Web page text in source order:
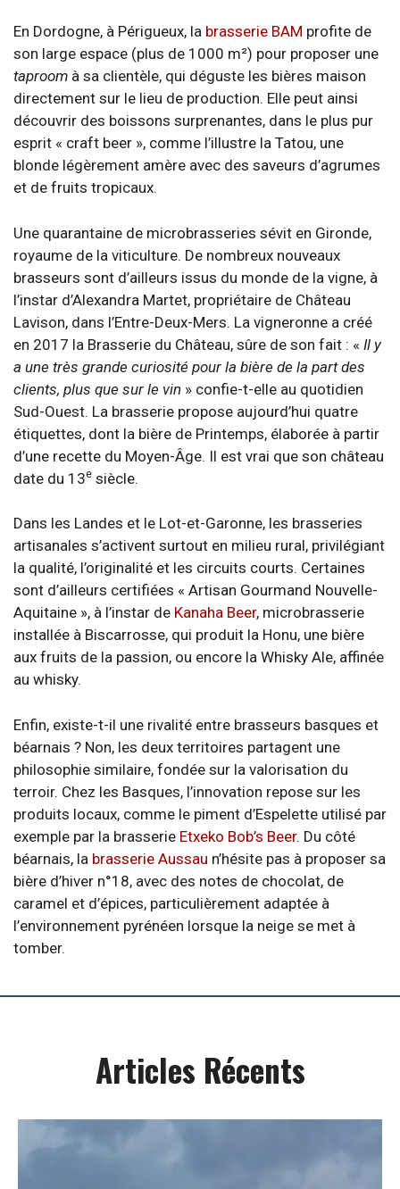
En Dordogne, à Périgueux, la brasserie BAM profite de
son large espace (plus de 1000 m²) pour proposer une
taproom à sa clientèle, qui déguste les bières maison
directement sur le lieu de production. Elle peut ainsi
découvrir des boissons surprenantes, dans le plus pur
esprit « craft beer », comme l’illustre la Tatou, une
blonde légèrement amère avec des saveurs d’agrumes
et de fruits tropicaux.
Une quarantaine de microbrasseries sévit en Gironde,
royaume de la viticulture. De nombreux nouveaux
brasseurs sont d’ailleurs issus du monde de la vigne, à
l’instar d’Alexandra Martet, propriétaire de Château
Lavison, dans l’Entre-Deux-Mers. La vigneronne a créé
en 2017 la Brasserie du Château, sûre de son fait : « Il y
a une très grande curiosité pour la bière de la part des
clients, plus que sur le vin » confie-t-elle au quotidien
Sud-Ouest. La brasserie propose aujourd’hui quatre
étiquettes, dont la bière de Printemps, élaborée à partir
d’une recette du Moyen-Âge. Il est vrai que son château
date du 13e siècle.
Dans les Landes et le Lot-et-Garonne, les brasseries
artisanales s’activent surtout en milieu rural, privilégiant
la qualité, l’originalité et les circuits courts. Certaines
sont d’ailleurs certifiées « Artisan Gourmand Nouvelle-
Aquitaine », à l’instar de Kanaha Beer, microbrasserie
installée à Biscarrosse, qui produit la Honu, une bière
aux fruits de la passion, ou encore la Whisky Ale, affinée
au whisky.
Enfin, existe-t-il une rivalité entre brasseurs basques et
béarnais ? Non, les deux territoires partagent une
philosophie similaire, fondée sur la valorisation du
terroir. Chez les Basques, l’innovation repose sur les
produits locaux, comme le piment d’Espelette utilisé par
exemple par la brasserie Etxeko Bob’s Beer. Du côté
béarnais, la brasserie Aussau n’hésite pas à proposer sa
bière d’hiver n°18, avec des notes de chocolat, de
caramel et d’épices, particulièrement adaptée à
l’environnement pyrénéen lorsque la neige se met à
tomber.
Articles Récents